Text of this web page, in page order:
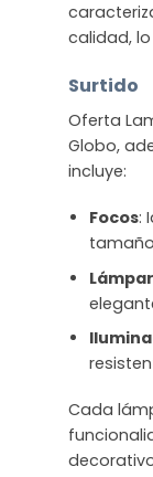
calidad,
Surtido
Oferta
Globo,
incluye:
Focos:
Cada